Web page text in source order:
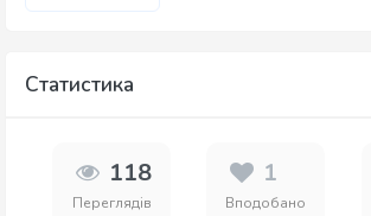
Статистика
118
Переглядів
1
Вподобано